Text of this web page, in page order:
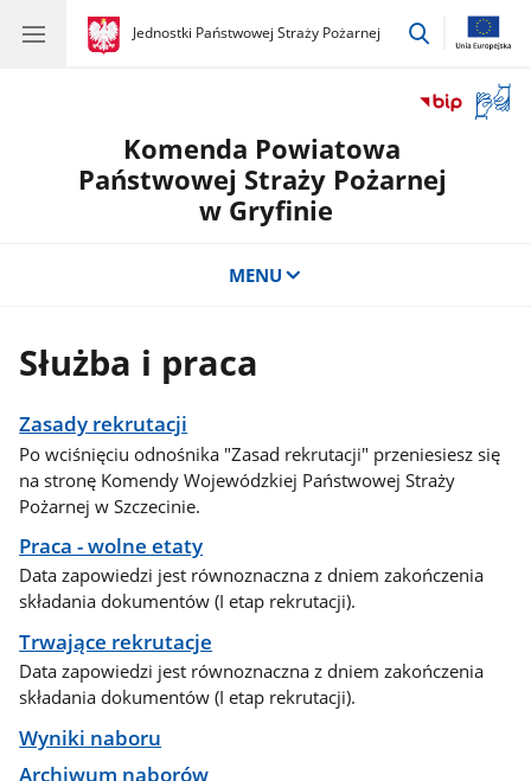
gov.pl
Jednostki Państwowej Straży Pożarnej
gov.pl
Jednostki
przejdź
okno
Komenda Powiatowa
Państwowej Straży Pożarnej
w Gryfinie
MENU
Służba i praca
Zasady rekrutacji
Po wciśnięciu odnośnika "Zasad rekrutacji" przeniesiesz się
na stronę Komendy Wojewódzkiej Państwowej Straży
Pożarnej w Szczecinie.
Praca - wolne etaty
Data zapowiedzi jest równoznaczna z dniem zakończenia
składania dokumentów (I etap rekrutacji).
Trwające rekrutacje
Data zapowiedzi jest równoznaczna z dniem zakończenia
składania dokumentów (I etap rekrutacji).
Wyniki naboru
Archiwum naborów